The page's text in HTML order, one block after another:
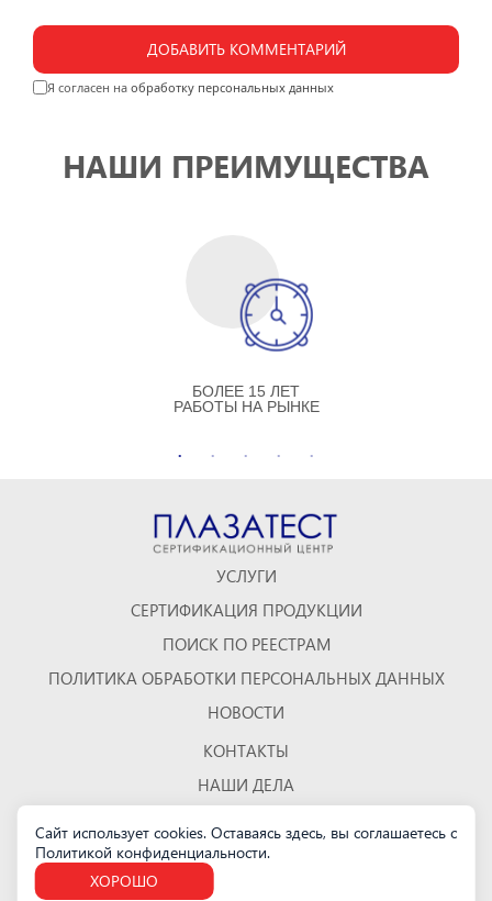
ДОБАВИТЬ КОММЕНТАРИЙ
Я согласен на обработку персональных данных
НАШИ ПРЕИМУЩЕСТВА
БОЛЕЕ 15 ЛЕТ
РАБОТЫ НА РЫНКЕ
УСЛУГИ
СЕРТИФИКАЦИЯ ПРОДУКЦИИ
ПОИСК ПО РЕЕСТРАМ
ПОЛИТИКА ОБРАБОТКИ ПЕРСОНАЛЬНЫХ ДАННЫХ
НОВОСТИ
КОНТАКТЫ
НАШИ ДЕЛА
КАРТА САЙТА
Санкт-Петербург
Сайт использует cookies. Оставаясь здесь, вы соглашаетесь с
Политикой конфиденциальности.
ХОРОШО